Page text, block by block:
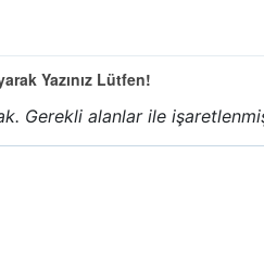
Yazınız Lütfen!
Gerekli alanlar ile